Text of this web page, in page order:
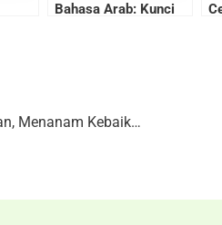
Bahasa Arab: Kunci
Menjemput Keberkahan, Menanam Kebaikan Bersama Qur’anic School Of Dewan Da’wah Jakarta